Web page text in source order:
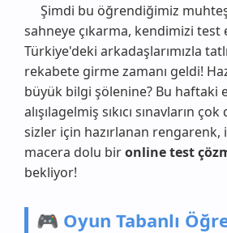
Şimdi bu öğrendiğimiz
sahneye çıkarma, kendimizi test
Türkiye'deki arkadaşlarımızla
rekabete girme zamanı geldi!
büyük bilgi şölenine? Bu haftaki
alışılagelmiş sıkıcı sınavların
sizler için hazırlanan
macera dolu bironline test
bekliyor!
🎮 Oyun Tabanlı